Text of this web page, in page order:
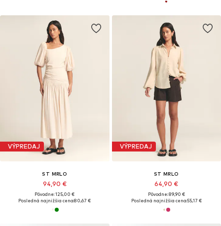
VÝPREDAJ
ST MRLO
94,90 €
Pôvodne: 125,00 €
Posledná najnižšia cena:80,67 €
VÝPREDAJ
ST MRLO
64,90 €
Pôvodne: 89,90 €
Posledná najnižšia cena:55,17 €